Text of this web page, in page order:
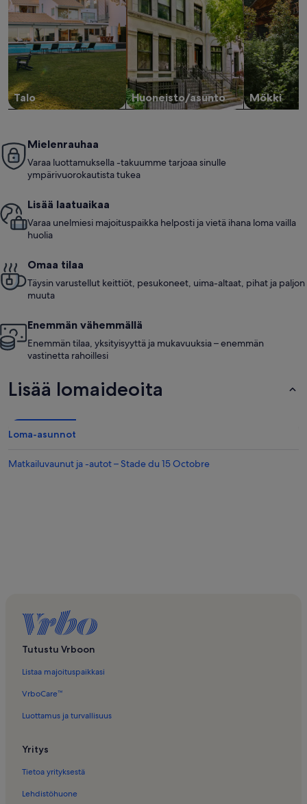
Talo Huoneisto/asunto Mökki
Mielenrauhaa
Varaa luottamuksella -takuumme tarjoaa sinulle
ympärivuorokautista tukea
Lisää laatuaikaa
Varaa unelmiesi majoituspaikka helposti ja vietä ihana loma vailla
huolia
Omaa tilaa
Täysin varustellut keittiöt, pesukoneet, uima-altaat, pihat ja paljon
muuta
Enemmän vähemmällä
Enemmän tilaa, yksityisyyttä ja mukavuuksia – enemmän
vastinetta rahoillesi
Lisää lomaideoita
Loma-asunnot
Matkailuvaunut ja -autot – Stade du 15 Octobre
Tutustu Vrboon
Listaa majoituspaikkasi
VrboCare™
Luottamus ja turvallisuus
Yritys
Tietoa yrityksestä
Lehdistöhuone